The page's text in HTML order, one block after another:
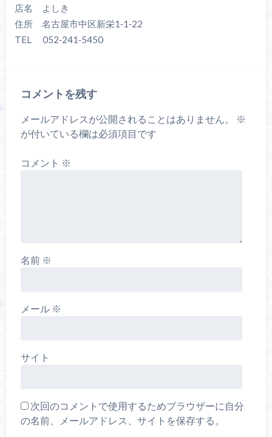
店名 よしき
住所 名古屋市中区新栄1‐1‐22
TEL 052‐241‐5450
コメントを残す
メールアドレスが公開されることはありません。
※
が付いている欄は必須項目です
コメント ※
名前 ※
メール ※
サイト
次回のコメントで使用するためブラウザーに自分
の名前、メールアドレス、サイトを保存する。